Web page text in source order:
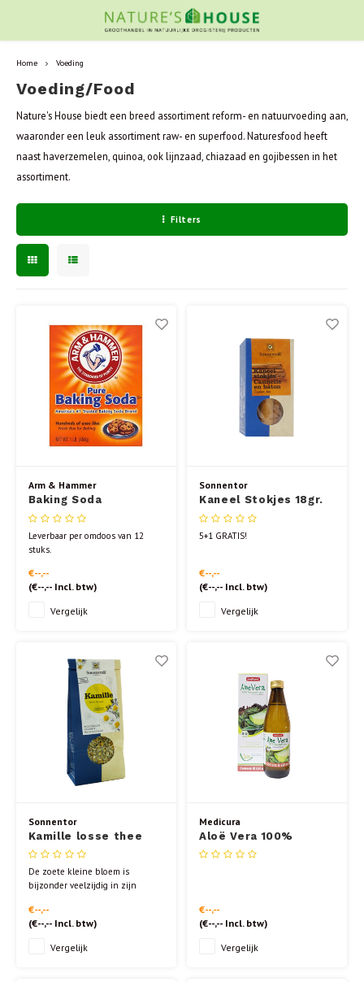
Home Voeding
Voeding/Food
Nature's House biedt een breed assortiment reform- en natuurvoeding aan,
waaronder een leuk assortiment raw- en superfood. Naturesfood heeft
naast haverzemelen, quinoa, ook lijnzaad, chiazaad en gojibessen in het
assortiment.
Filters
Arm & Hammer
Baking Soda
Leverbaar per omdoos van 12
stuks.
is een puur en multifunctioneel
product en is een natuurlijk
een ecologisch verantwoord.
€--,--
(€--,--Incl. btw)
Vergelijk
Sonnentor
Kaneel Stokjes 18gr.
5+1 GRATIS!
€--,--
(€--,-- Incl. btw)
Vergelijk
Sonnentor
Kamille losse thee
50gr.
De zoete kleine bloem is
bijzonder veelzijdig in zijn
door grootmoeders gebruikt als
een manusje van alles. Genoten
thee is een klassieker in het
€--,--
(€--,--Incl. btw)
Vergelijk
Medicura
Aloë Vera 100%
vruchtsap BIO 330ml
€--,--
(€--,-- Incl. btw)
Vergelijk